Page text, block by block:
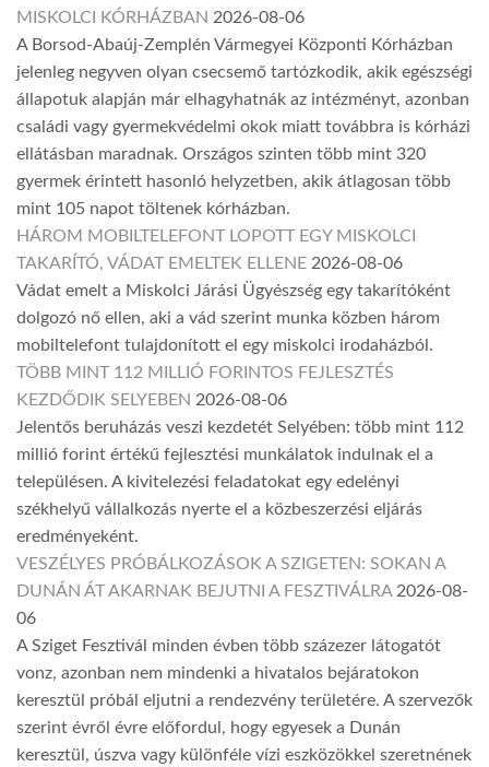
MISKOLCI KÓRHÁZBAN 2026-08-06
A Borsod-Abaúj-Zemplén Vármegyei Központi Kórházban
jelenleg negyven olyan csecsemő tartózkodik, akik egészségi
állapotuk alapján már elhagyhatnák az intézményt, azonban
családi vagy gyermekvédelmi okok miatt továbbra is kórházi
ellátásban maradnak. Országos szinten több mint 320
gyermek érintett hasonló helyzetben, akik átlagosan több
mint 105 napot töltenek kórházban.
HÁROM MOBILTELEFONT LOPOTT EGY MISKOLCI
TAKARÍTÓ, VÁDAT EMELTEK ELLENE 2026-08-06
Vádat emelt a Miskolci Járási Ügyészség egy takarítóként
dolgozó nő ellen, aki a vád szerint munka közben három
mobiltelefont tulajdonított el egy miskolci irodaházból.
TÖBB MINT 112 MILLIÓ FORINTOS FEJLESZTÉS
KEZDŐDIK SELYEBEN 2026-08-06
Jelentős beruházás veszi kezdetét Selyében: több mint 112
millió forint értékű fejlesztési munkálatok indulnak el a
településen. A kivitelezési feladatokat egy edelényi
székhelyű vállalkozás nyerte el a közbeszerzési eljárás
eredményeként.
VESZÉLYES PRÓBÁLKOZÁSOK A SZIGETEN: SOKAN A
DUNÁN ÁT AKARNAK BEJUTNI A FESZTIVÁLRA 2026-08-
06
A Sziget Fesztivál minden évben több százezer látogatót
vonz, azonban nem mindenki a hivatalos bejáratokon
keresztül próbál eljutni a rendezvény területére. A szervezők
szerint évről évre előfordul, hogy egyesek a Dunán
keresztül, úszva vagy különféle vízi eszközökkel szeretnének